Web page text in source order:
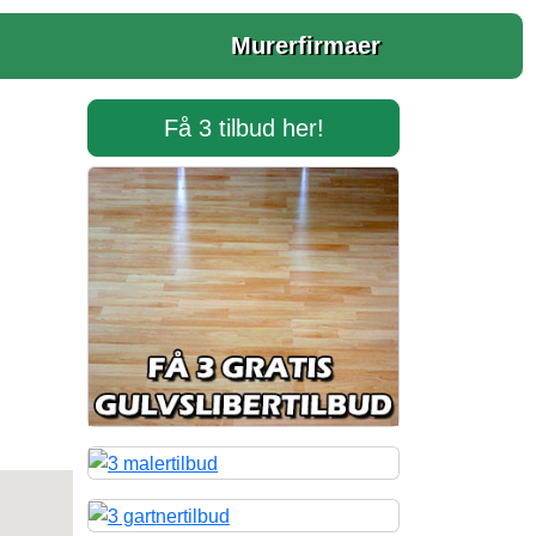
Murerfirmaer
Få 3 tilbud her!